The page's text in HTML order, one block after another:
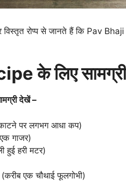
रोप्प से जानते हैं कि Pav
के लिए
देखें –
पर लगभग आधा कप)
गाजर)
हुई हरी मटर)
एक चौथाई फूलगोभी)